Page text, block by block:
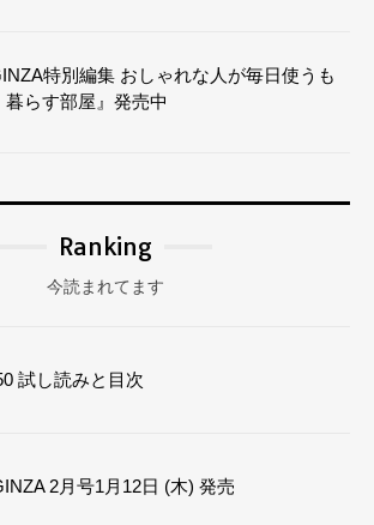
特別編集 おしゃれな人が毎日使うも
暮らす部屋』発売中
Ranking
今読まれてます
試し読みと目次
2月号1月12日 (木) 発売